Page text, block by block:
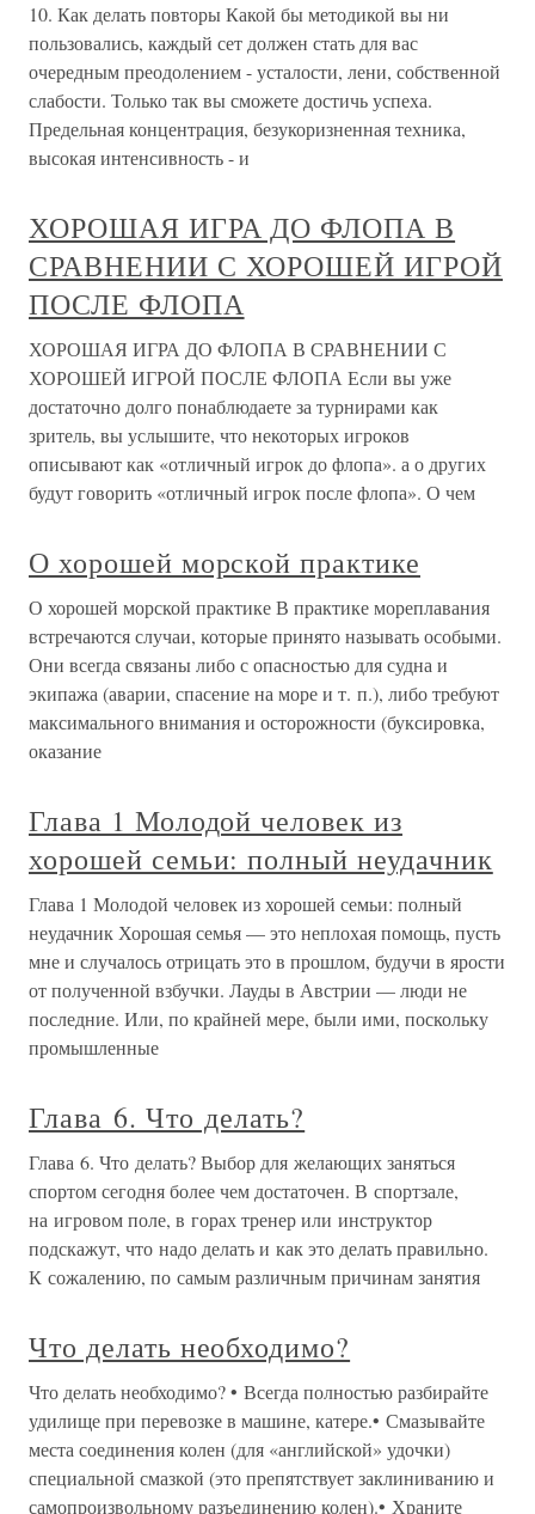
10. Как делать повторы Какой бы методикой вы ни
пользовались, каждый сет должен стать для вас
очередным преодолением - усталости, лени, собственной
слабости. Только так вы сможете достичь успеха.
Предельная концентрация, безукоризненная техника,
высокая интенсивность - и
ХОРОШАЯ ИГРА ДО ФЛОПА В
СРАВНЕНИИ С ХОРОШЕЙ ИГРОЙ
ПОСЛЕ ФЛОПА
ХОРОШАЯ ИГРА ДО ФЛОПА В СРАВНЕНИИ С
ХОРОШЕЙ ИГРОЙ ПОСЛЕ ФЛОПА Если вы уже
достаточно долго понаблюдаете за турнирами как
зритель, вы услышите, что некоторых игроков
описывают как «отличный игрок до флопа». а о других
будут говорить «отличный игрок после флопа». О чем
О хорошей морской практике
О хорошей морской практике В практике мореплавания
встречаются случаи, которые принято называть особыми.
Они всегда связаны либо с опасностью для судна и
экипажа (аварии, спасение на море и т. п.), либо требуют
максимального внимания и осторожности (буксировка,
оказание
Глава 1 Молодой человек из
хорошей семьи: полный неудачник
Глава 1 Молодой человек из хорошей семьи: полный
неудачник Хорошая семья — это неплохая помощь, пусть
мне и случалось отрицать это в прошлом, будучи в ярости
от полученной взбучки. Лауды в Австрии — люди не
последние. Или, по крайней мере, были ими, поскольку
промышленные
Глава 6. Что делать?
Глава 6. Что делать? Выбор для желающих заняться
спортом сегодня более чем достаточен. В спортзале,
на игровом поле, в горах тренер или инструктор
подскажут, что надо делать и как это делать правильно.
К сожалению, по самым различным причинам занятия
Что делать необходимо?
Что делать необходимо? • Всегда полностью разбирайте
удилище при перевозке в машине, катере.• Смазывайте
места соединения колен (для «английской» удочки)
специальной смазкой (это препятствует заклиниванию и
самопроизвольному разъединению колен).• Храните